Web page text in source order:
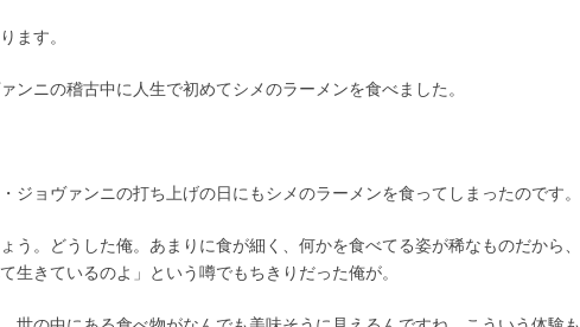
ます。
ンニの稽古中に人生で初めてシメのラーメンを食べました。
ジョヴァンニの打ち上げの日にもシメのラーメンを食ってしまったのです。
う。どうした俺。あまりに食が細く、何かを食べてる姿が稀なものだから、
生きているのよ」という噂でもちきりだった俺が。